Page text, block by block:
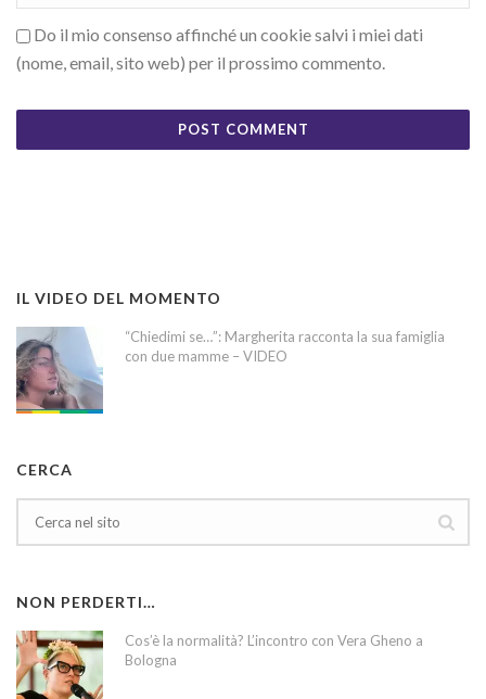
Do il mio consenso affinché un cookie salvi i miei dati
(nome, email, sito web) per il prossimo commento.
IL VIDEO DEL MOMENTO
“Chiedimi se…”: Margherita racconta la sua famiglia
con due mamme – VIDEO
CERCA
NON PERDERTI…
Cos’è la normalità? L’incontro con Vera Gheno a
Bologna